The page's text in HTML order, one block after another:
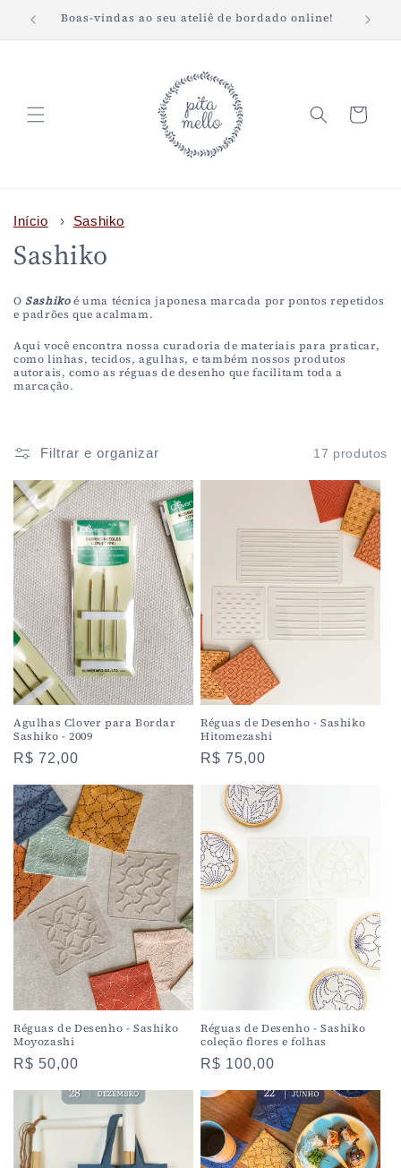
para oBoas-vindas ao seu ateliê de bordado online!
Carrinho
Início › Sashiko
C
o
l
e
ç
o
:
Sashiko
OSashikoé uma técnica japonesa marcada por pontos repetidos
e padrões que acalmam.
Aqui você encontra nossa curadoria de materiais para praticar,
como linhas, tecidos, agulhas, e também nossos produtos
autorais, como as réguas de desenho que facilitam toda a
marcação.
Filtrar e organizar 17 produtos
Agulhas Clover para Bordar
Sashiko - 2009
Preço
R$ 72,00
Réguas de Desenho - Sashiko
Hitomezashi
Preço
R$ 75,00
Réguas de Desenho - Sashiko
Moyozashi
Preço
R$ 50,00
Réguas de Desenho - Sashiko
coleção flores e folhas
Preço
R$ 100,00